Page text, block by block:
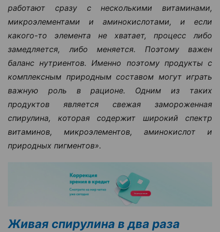
работают сразу с несколькими витаминами,
микроэлементами и аминокислотами, и если
какого-то элемента не хватает, процесс либо
замедляется, либо меняется. Поэтому важен
баланс нутриентов. Именно поэтому продукты с
комплексным природным составом могут играть
важную роль в рационе. Одним из таких
продуктов является свежая замороженная
спирулина, которая содержит широкий спектр
витаминов, микроэлементов, аминокислот и
природных пигментов».
Живая спирулина в два раза